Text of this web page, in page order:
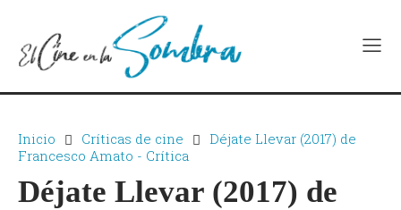
Inicio Críticas de cine
Déjate Llevar (2017) de
Francesco Amato - Crítica
Déjate Llevar (2017) de